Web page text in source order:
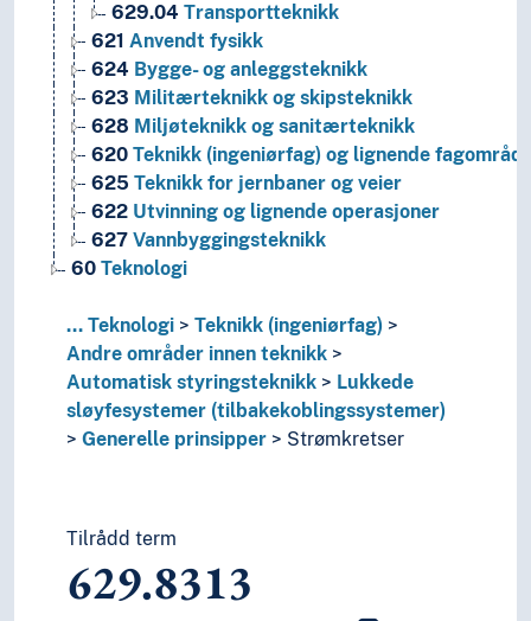
629.04 Transportteknikk
621 Anvendt fysikk
624 Bygge- og anleggsteknikk
623 Militærteknikk og skipsteknikk
628 Miljøteknikk og sanitærteknikk
620 Teknikk (ingeniørfag) og lignende
625 Teknikk for jernbaner og veier
622 Utvinning og lignende operasjoner
627 Vannbyggingsteknikk
60 Teknologi
... Teknologi
Teknikk (ingeniørfag)
Andre områder innen teknikk
Automatisk styringsteknikk
Lukkede
sløyfesystemer (tilbakekoblingssystemer)
Generelle prinsipper
Strømkretser
Tilrådd term
629.8313